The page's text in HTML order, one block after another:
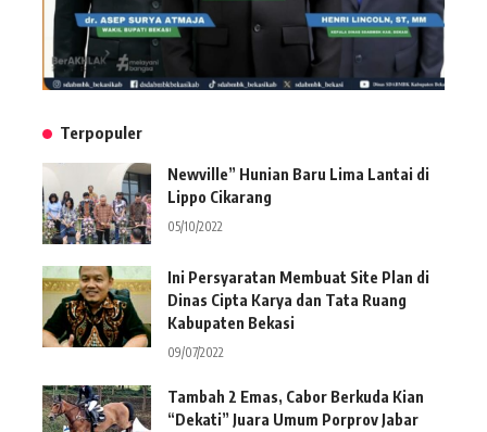
Terpopuler
Newville” Hunian Baru Lima Lantai di
Lippo Cikarang
05/10/2022
Ini Persyaratan Membuat Site Plan di
Dinas Cipta Karya dan Tata Ruang
Kabupaten Bekasi
09/07/2022
Tambah 2 Emas, Cabor Berkuda Kian
“Dekati” Juara Umum Porprov Jabar